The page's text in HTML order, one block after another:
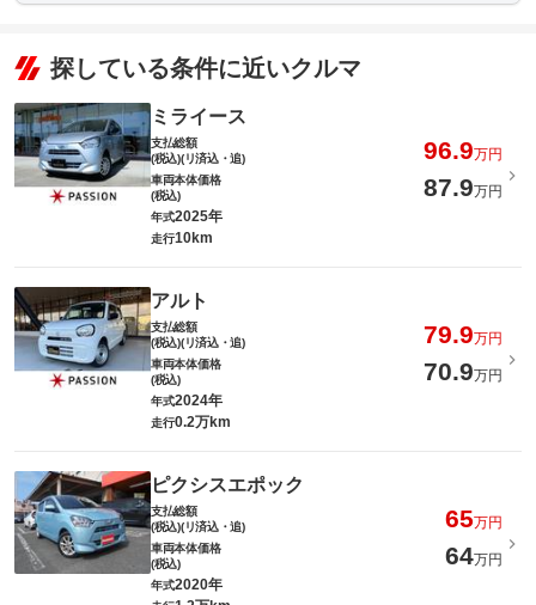
探している条件に近いクルマ
ミライース
支払総額
(税込)(リ済込・追)
96.9万円
車両本体価格
(税込)
87.9万円
年式2025年
走行10km
アルト
支払総額
(税込)(リ済込・追)
79.9万円
車両本体価格
(税込)
70.9万円
年式2024年
走行0.2万km
ピクシスエポック
支払総額
(税込)(リ済込・追)
65万円
車両本体価格
(税込)
64万円
年式2020年